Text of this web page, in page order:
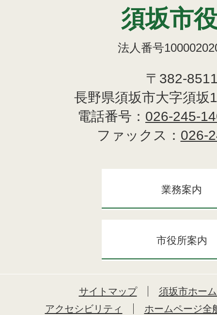
須坂市
法人番号
〒382-
長野県須坂市大字須坂
電話番号： 026-245-
ファックス： 026-
業務案内
市役所案内
サイトマップ
須坂市ホー
アクセシビリティ
ホームページ全